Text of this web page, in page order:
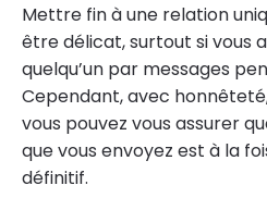
Mettre fin à une relation
être délicat, surtout si vous
quelqu’un par messages
Cependant, avec
vous pouvez vous assurer
que vous envoyez est à la
définitif.